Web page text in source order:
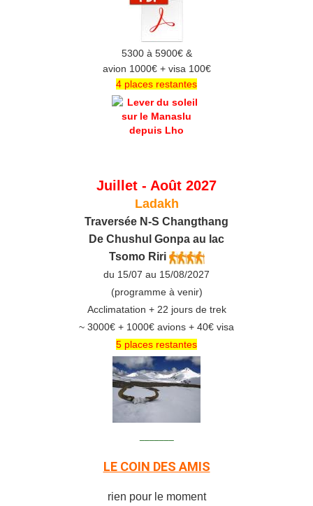
5300 à 5900€ &
avion 1000€ + visa 100€
4 places restantes
Juillet - Août 2027
Ladakh
Traversée N-S Changthang
De C hushul Gonpa au lac
Tsomo Riri
du 15/07 au 15/08/2027
(programme à venir)
Acclimatation + 22 jours de trek
~ 3000€ + 1000€ avions + 40€ visa
5 places restantes
LE COIN DES AMIS
rien pour le moment